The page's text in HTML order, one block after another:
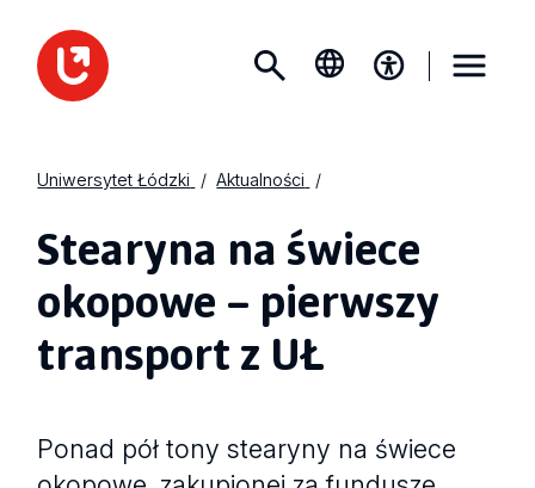
Uniwersytet Łódzki Aktualności
Stearyna na świece
okopowe – pierwszy
transport z UŁ
Ponad pół tony stearyny na świece